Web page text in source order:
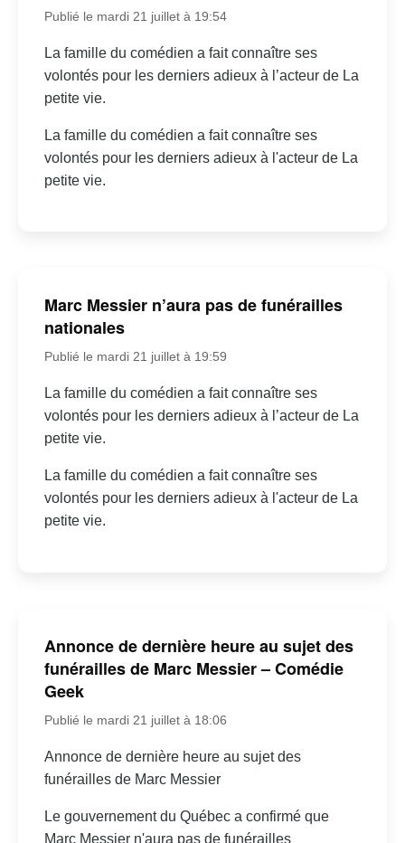
Publié le mardi 21 juillet à 19:54
La famille du comédien a fait connaître ses
volontés pour les derniers adieux à l’acteur de La
petite vie.
La famille du comédien a fait connaître ses
volontés pour les derniers adieux à l'acteur de La
petite vie.
Marc Messier n’aura pas de funérailles
nationales
Publié le mardi 21 juillet à 19:59
La famille du comédien a fait connaître ses
volontés pour les derniers adieux à l’acteur de La
petite vie.
La famille du comédien a fait connaître ses
volontés pour les derniers adieux à l'acteur de La
petite vie.
Annonce de dernière heure au sujet des
funérailles de Marc Messier – Comédie
Geek
Publié le mardi 21 juillet à 18:06
Annonce de dernière heure au sujet des
funérailles de Marc Messier
Le gouvernement du Québec a confirmé que
Marc Messier n'aura pas de funérailles